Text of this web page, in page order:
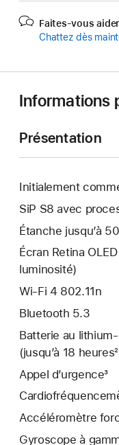
Faites-vous
Chattez dès
Informations
Présentation
Initialement
SiP S8 avec
Étanche jusqu’à
Écran Retina
luminosité)
Wi-Fi 4 802.11n
Bluetooth 5.3
Batterie au
(jusqu’à 18
Appel d’urgence³
Accéléromètre
Gyroscope à